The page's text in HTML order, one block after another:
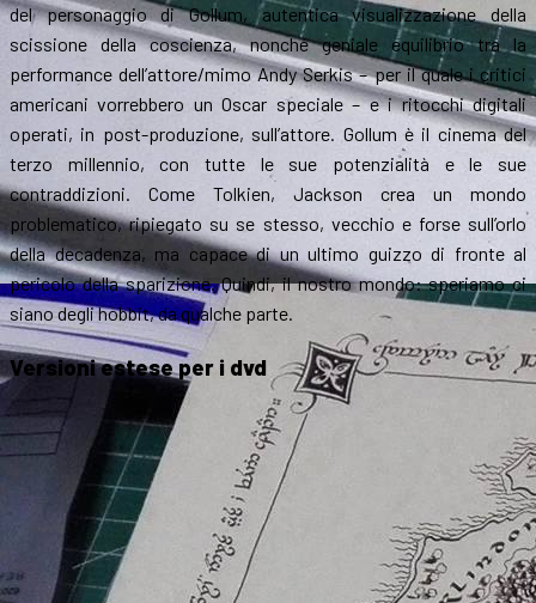
del personaggio di Gollum, autentica visualizzazione della
scissione della coscienza, nonché geniale equilibrio tra la
performance dell’attore/mimo Andy Serkis – per il quale i critici
americani vorrebbero un Oscar speciale – e i ritocchi digitali
operati, in post-produzione, sull’attore. Gollum è il cinema del
terzo millennio, con tutte le sue potenzialità e le sue
contraddizioni. Come Tolkien, Jackson crea un mondo
problematico, ripiegato su se stesso, vecchio e forse sull’orlo
della decadenza, ma capace di un ultimo guizzo di fronte al
pericolo della sparizione. Quindi, il nostro mondo: speriamo ci
siano degli hobbit, da qualche parte.
Versioni estese per i dvd